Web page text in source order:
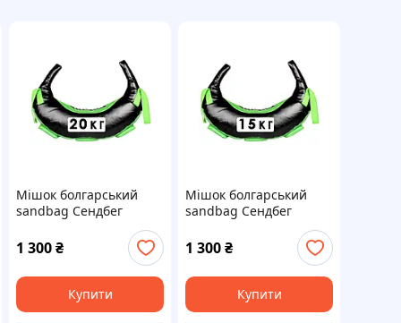
Мішок болгарський
sandbag Сендбег
для кросфіту фітнесу
боротьби 20 кг Sparta
04
1 300₴
Купити
Мішок болгарський
sandbag Сендбег
для кросфіту фітнесу
боротьби 15 кг Sparta
03
1 300₴
Купити